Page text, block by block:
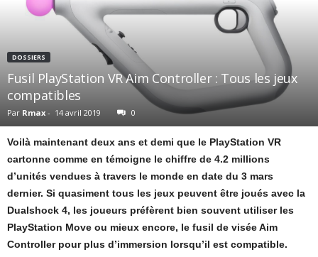
DOSSIERS
Fusil PlayStation VR Aim Controller : Tous les jeux
compatibles
Par Rmax - 14 avril 2019 0
Voilà maintenant deux ans et demi que le PlayStation VR
cartonne comme en témoigne le chiffre de 4.2 millions
d’unités vendues à travers le monde en date du 3 mars
dernier. Si quasiment tous les jeux peuvent être joués avec la
Dualshock 4, les joueurs préfèrent bien souvent utiliser les
PlayStation Move ou mieux encore, le fusil de visée Aim
Controller pour plus d’immersion lorsqu’il est compatible.